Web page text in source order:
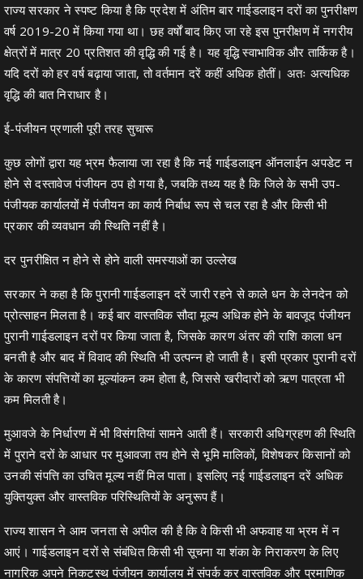
राज्य सरकार ने स्पष्ट किया है कि प्रदेश में अंतिम बार गाईडलाइन दरों का पुनरीक्षण
वर्ष 2019-20 में किया गया था। छह वर्षों बाद किए जा रहे इस पुनरीक्षण में नगरीय
क्षेत्रों में मात्र 20 प्रतिशत की वृद्धि की गई है। यह वृद्धि स्वाभाविक और तार्किक है।
यदि दरों को हर वर्ष बढ़ाया जाता, तो वर्तमान दरें कहीं अधिक होतीं। अतः अत्यधिक
वृद्धि की बात निराधार है।
ई-पंजीयन प्रणाली पूरी तरह सुचारू
कुछ लोगों द्वारा यह भ्रम फैलाया जा रहा है कि नई गाईडलाइन ऑनलाईन अपडेट न
होने से दस्तावेज पंजीयन ठप हो गया है, जबकि तथ्य यह है कि जिले के सभी उप-
पंजीयक कार्यालयों में पंजीयन का कार्य निर्बाध रूप से चल रहा है और किसी भी
प्रकार की व्यवधान की स्थिति नहीं है।
दर पुनरीक्षित न होने से होने वाली समस्याओं का उल्लेख
सरकार ने कहा है कि पुरानी गाईडलाइन दरें जारी रहने से काले धन के लेनदेन को
प्रोत्साहन मिलता है। कई बार वास्तविक सौदा मूल्य अधिक होने के बावजूद पंजीयन
पुरानी गाईडलाइन दरों पर किया जाता है, जिसके कारण अंतर की राशि काला धन
बनती है और बाद में विवाद की स्थिति भी उत्पन्न हो जाती है। इसी प्रकार पुरानी दरों
के कारण संपत्तियों का मूल्यांकन कम होता है, जिससे खरीदारों को ऋण पात्रता भी
कम मिलती है।
मुआवजे के निर्धारण में भी विसंगतियां सामने आती हैं। सरकारी अधिग्रहण की स्थिति
में पुराने दरों के आधार पर मुआवजा तय होने से भूमि मालिकों, विशेषकर किसानों को
उनकी संपत्ति का उचित मूल्य नहीं मिल पाता। इसलिए नई गाईडलाइन दरें अधिक
युक्तियुक्त और वास्तविक परिस्थितियों के अनुरूप हैं।
राज्य शासन ने आम जनता से अपील की है कि वे किसी भी अफवाह या भ्रम में न
आएं। गाईडलाइन दरों से संबंधित किसी भी सूचना या शंका के निराकरण के लिए
नागरिक अपने निकटस्थ पंजीयन कार्यालय में संपर्क कर वास्तविक और प्रमाणिक